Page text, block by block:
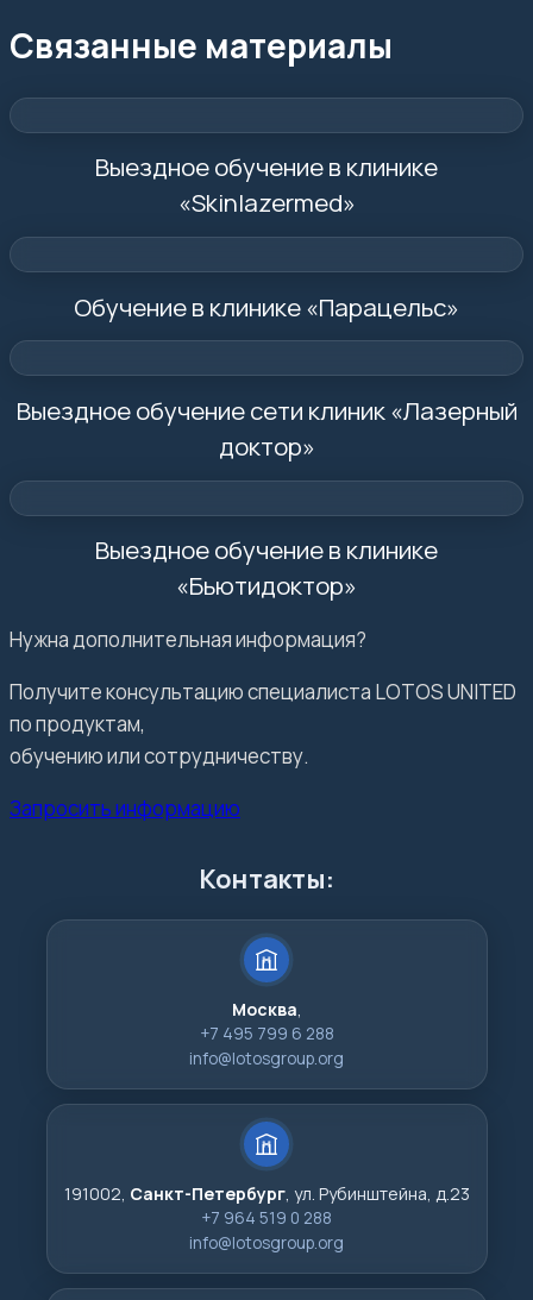
Связанные материалы
Выездное обучение в клинике
«Skinlazermed»
Обучение в клинике «Парацельс»
Выездное обучение сети клиник «Лазерный
доктор»
Выездное обучение в клинике
«Бьютидоктор»
Нужна дополнительная информация?
Получите консультацию специалиста LOTOS UNITED
по продуктам,
обучению или сотрудничеству.
Запросить информацию
Контакты:
Москва,
+7 495 799 6 288
info@lotosgroup.org
191002, Санкт-Петербург, ул. Рубинштейна, д.23
+7 964 519 0 288
info@lotosgroup.org